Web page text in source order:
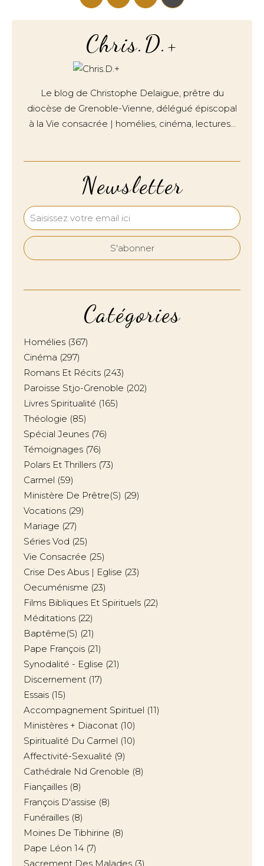
Newsletter
Catégories
Homélies (367)
Cinéma (297)
Romans Et Récits (243)
Paroisse Stjo-Grenoble (202)
Livres Spiritualité (165)
Théologie (85)
Spécial Jeunes (76)
Témoignages (76)
Polars Et Thrillers (73)
Carmel (59)
Ministère De Prêtre(s) (29)
Vocations (29)
Mariage (27)
Séries Vod (25)
Vie Consacrée (25)
Crise Des Abus | Eglise (23)
Oecuménisme (23)
Films Bibliques Et Spirituels (22)
Méditations (22)
Baptême(s) (21)
Pape François (21)
Synodalité - Eglise (21)
Discernement (17)
Essais (15)
Accompagnement Spirituel (11)
Ministères + Diaconat (10)
Spiritualité Du Carmel (10)
Affectivité-Sexualité (9)
Cathédrale Nd Grenoble (8)
Fiançailles (8)
François D'assise (8)
Funérailles (8)
Moines De Tibhirine (8)
Pape Léon 14 (7)
Sacrement Des Malades (3)
Chris.D.+
Le blog de Christophe Delaigue, prêtre du
diocèse de Grenoble-Vienne, délégué épiscopal
à la Vie consacrée | homélies, cinéma, lectures…